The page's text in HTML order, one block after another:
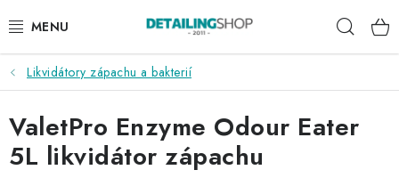
na
AKCE
NOVINKY
EXTERIÉR
Likvidátory zápachu a bakterií
ValetPro Enzyme Odour Eater
5L likvidátor zápachu